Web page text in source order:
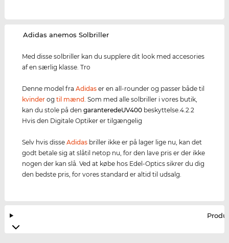
‌Adidas anemos Solbriller
Med disse solbriller kan du supplere dit look med accesories
af en særlig klasse. Tro
Denne model fraAdidas er en all-rounder og passer både til
kvinder ogtil mænd . Som med alle solbriller i vores butik,
kan du stole på dengaranteredeUV400 beskyttelse.4.2.2
Hvis den Digitale Optiker er tilgængelig
Selv hvis disseAdidas briller ikke er på lager lige nu, kan det
godt betale sig at slåtil netop nu, for den lave pris er der ikke
nogen der kan slå. Ved at købe hos Edel-Optics sikrer du dig
den bedste pris, for vores standard er altid til udsalg.